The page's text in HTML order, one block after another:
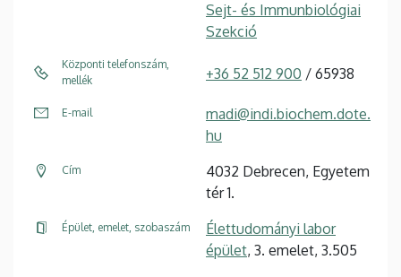
Sejt- és Immunbiológiai
Szekció
Központi telefonszám,
mellék
+36 52 512 900 / 65938
E-mail
madi@indi.biochem.dote.
hu
Cím
4032 Debrecen, Egyetem
tér 1.
Épület, emelet, szobaszám
Élettudományi labor
épület, 3. emelet, 3.505